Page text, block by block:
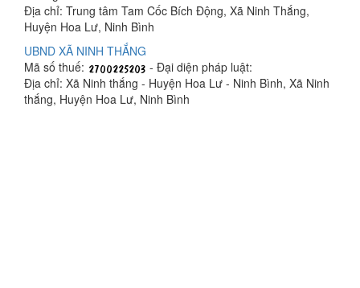
Địa chỉ: Trung tâm Tam Cốc Bích Động, Xã Ninh Thắng,
Huyện Hoa Lư, Ninh Bình
UBND XÃ NINH THẮNG
Mã số thuế:
- Đại diện pháp luật:
Địa chỉ: Xã Ninh thắng - Huyện Hoa Lư - Ninh Bình, Xã Ninh
thắng, Huyện Hoa Lư, Ninh Bình